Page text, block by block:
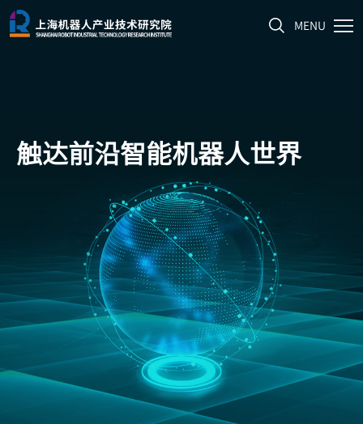
MENU
触达前沿智能机器人世界